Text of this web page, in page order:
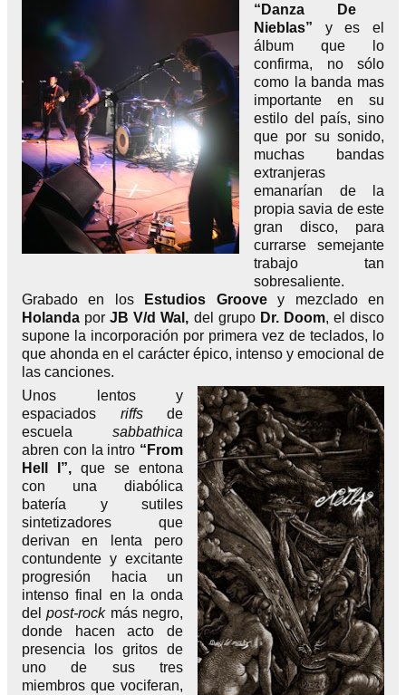
“Danza De
Nieblas” y es el
álbum que lo
confirma, no sólo
como la banda mas
importante en su
estilo del país, sino
que por su sonido,
muchas bandas
extranjeras
emanarían de la
propia savia de este
gran disco, para
currarse semejante
trabajo tan
sobresaliente.
Grabado en los
Estudios Groovey mezclado en
Holanda porJB V/d Wal, del grupo Dr. Doom, el disco
supone la incorporación por primera vez de teclados, lo
que ahonda en el carácter épico, intenso y emocional de
las canciones.
Unos lentos y
espaciados riffs de
escuela sabbathica
abren con la intro “From
Hell I”, que se entona
con una diabólica
batería y sutiles
sintetizadores que
derivan en lenta pero
contundente y excitante
progresión hacia un
intenso final en la onda
delpost-rockmás negro,
donde hacen acto de
presencia los gritos de
uno de sus tres
miembros que vociferan,